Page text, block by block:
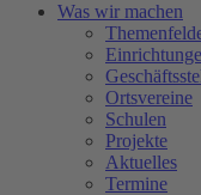
Was wir machen
Ortsvereine
Schulen
Projekte
Aktuelles
Termine